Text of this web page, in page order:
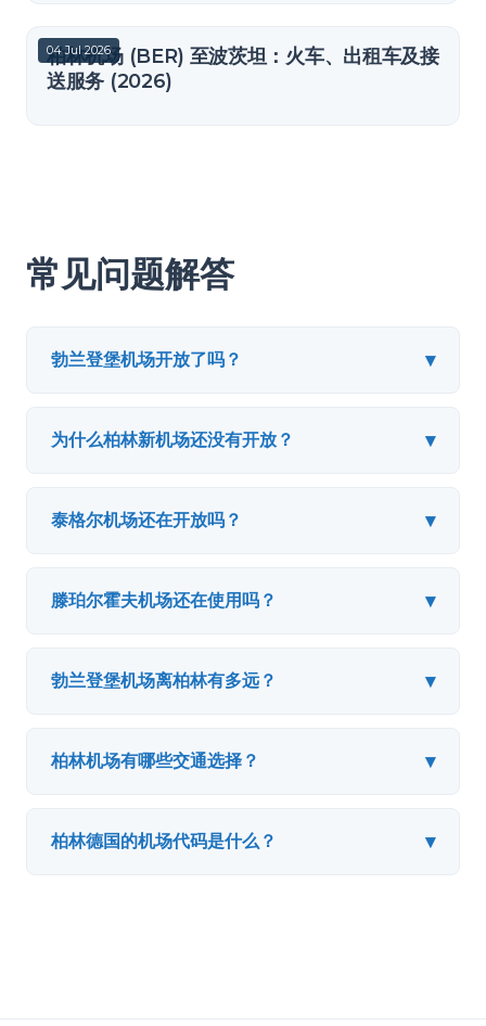
04 Jul 2026
柏林机场 (BER) 至波茨坦：火车、出租车及接
送服务 (2026)
常见问题解答
勃兰登堡机场开放了吗？ ▾
为什么柏林新机场还没有开放？ ▾
泰格尔机场还在开放吗？ ▾
滕珀尔霍夫机场还在使用吗？ ▾
勃兰登堡机场离柏林有多远？ ▾
柏林机场有哪些交通选择？ ▾
柏林德国的机场代码是什么？ ▾